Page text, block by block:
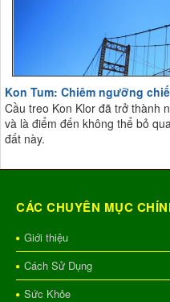
Kon Tum: Chiêm ngưỡng
Cầu treo Kon Klor đã trở thành
và là điểm đến không thể bỏ
đất này.
CÁC CHUYÊN MỤC
Giới thiệu
Cách Sử Dụng
Sức Khỏe